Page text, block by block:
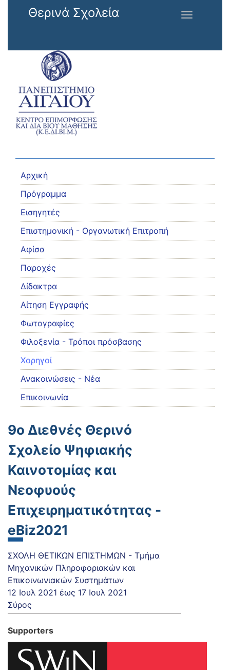
Παράκαμψη προς το κυρίως περιεχόμενο
Θερινά Σχολεία
Toggle
Αρχική
Πρόγραμμα
Εισηγητές
Eπιστημονική - Οργανωτική Επιτροπή
Αφίσα
Παροχές
Δίδακτρα
Αίτηση Εγγραφής
Φωτογραφίες
Φιλοξενία - Τρόποι πρόσβασης
Χορηγοί
Ανακοινώσεις - Νέα
Επικοινωνία
9ο Διεθνές Θερινό
Σχολείο Ψηφιακής
Καινοτομίας και
Νεοφυούς
Επιχειρηματικότητας -
eBiz2021
ΣΧΟΛΗ ΘΕΤΙΚΩΝ ΕΠΙΣΤΗΜΩΝ - Τμήμα
Μηχανικών Πληροφοριακών και
Επικοινωνιακών Συστημάτων
12 Ιουλ 2021 έως 17 Ιουλ 2021
Σύρος
Supporters